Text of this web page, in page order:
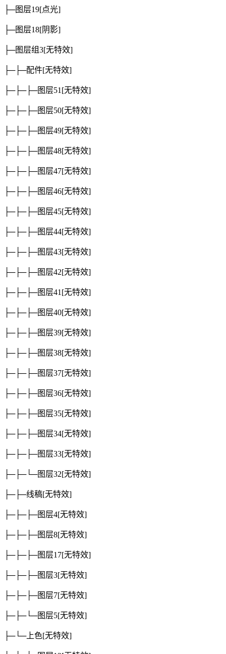
├─图层19[点光]
├─图层18[阴影]
├─图层组3[无特效]
├─├─配件[无特效]
├─├─├─图层51 [无特效]
├─├─├─图层50[无特效]
├─├─├─图层49[无特效]
├─├─├─图层48[无特效]
├─├─├─图层47[无特效]
├─├─├─图层46[无特效]
├─├─├─图层45[无特效]
├─├─├─图层44[无特效]
├─├─├─图层43[无特效]
├─├─├─图层42[无特效]
├─├─├─图层41 [无特效]
├─├─├─图层40[无特效]
├─├─├─图层39[无特效]
├─├─├─图层38[无特效]
├─├─├─图层37[无特效]
├─├─├─图层36[无特效]
├─├─├─图层35[无特效]
├─├─├─图层34[无特效]
├─├─├─图层33[无特效]
├─├─└─图层32[无特效]
├─├─线稿[无特效]
├─├─├─图层4[无特效]
├─├─├─图层8[无特效]
├─├─├─图层17[无特效]
├─├─├─图层3[无特效]
├─├─├─图层7[无特效]
├─├─└─图层5[无特效]
├─└─上色[无特效]